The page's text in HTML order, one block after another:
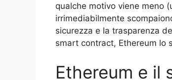
qualche motivo viene meno
irrimediabilmente
sicurezza e la trasparenza
smart contract, Ethereum lo
Ethereum e il